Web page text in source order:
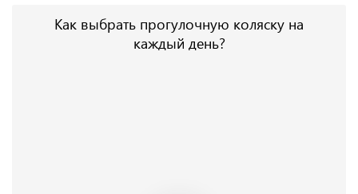
Как выбрать прогулочную коляску на
каждый день?